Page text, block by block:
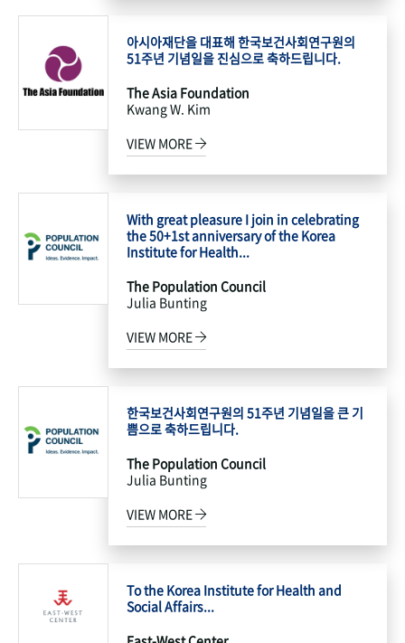
아시아재단을 대표해 한국보건사회연구원의
51주년 기념일을 진심으로 축하드립니다.
The Asia Foundation
Kwang W. Kim
VIEW MORE
With great pleasure I join in celebrating
the 50+1st anniversary of the Korea
Institute for Health...
The Population Council
Julia Bunting
VIEW MORE
한국보건사회연구원의 51주년 기념일을 큰 기
쁨으로 축하드립니다.
The Population Council
Julia Bunting
VIEW MORE
To the Korea Institute for Health and
Social Affairs...